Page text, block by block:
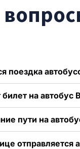
поездка
на автобус
пути на
отправляется